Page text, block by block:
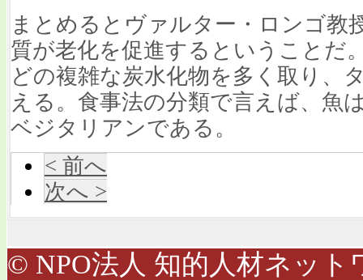
まとめるとヴァルター・ロンゴ教
質が老化を促進するということだ
どの複雑な炭水化物を多く取り、
える。食事法の分類で言えば、魚
ベジタリアンである。
< 前へ
次へ >
© NPO法人 知的人材ネット